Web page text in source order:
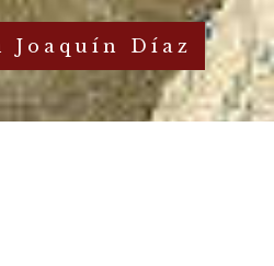
Joaquín Díaz